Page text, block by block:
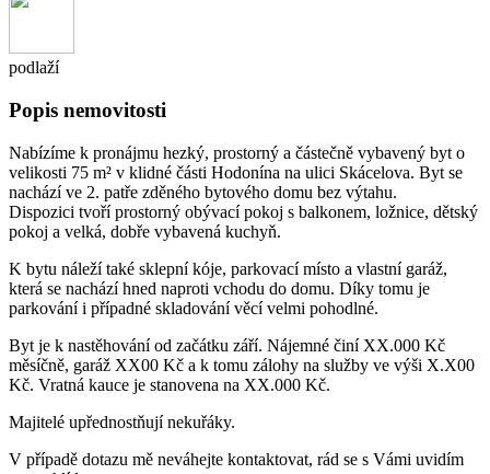
podlaží
Popis nemovitosti
Nabízíme k pronájmu hezký, prostorný a částečně vybavený byt o
velikosti 75 m² v klidné části Hodonína na ulici Skácelova. Byt se
nachází ve 2. patře zděného bytového domu bez výtahu.
Dispozici tvoří prostorný obývací pokoj s balkonem, ložnice, dětský
pokoj a velká, dobře vybavená kuchyň.
K bytu náleží také sklepní kóje, parkovací místo a vlastní garáž,
která se nachází hned naproti vchodu do domu. Díky tomu je
parkování i případné skladování věcí velmi pohodlné.
Byt je k nastěhování od začátku září. Nájemné činí XX.000 Kč
měsíčně, garáž XX00 Kč a k tomu zálohy na služby ve výši X.X00
Kč. Vratná kauce je stanovena na XX.000 Kč.
Majitelé upřednostňují nekuřáky.
V případě dotazu mě neváhejte kontaktovat, rád se s Vámi uvidím